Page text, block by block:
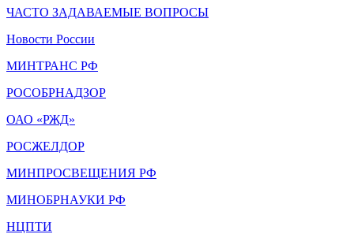
ЧАСТО ЗАДАВАЕМЫЕ ВОПРОСЫ
Новости России
МИНТРАНС РФ
РОСОБРНАДЗОР
ОАО «РЖД»
РОСЖЕЛДОР
МИНПРОСВЕЩЕНИЯ РФ
МИНОБРНАУКИ РФ
НЦПТИ